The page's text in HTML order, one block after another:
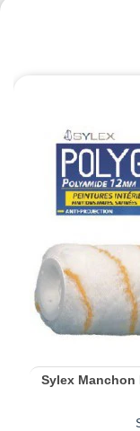
Sylex Manchon